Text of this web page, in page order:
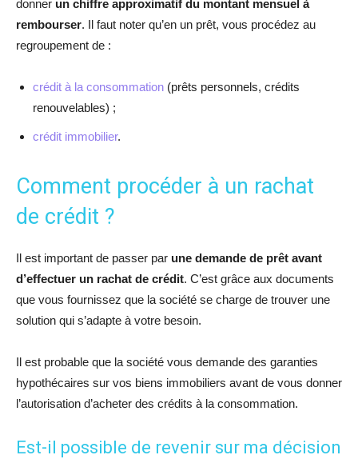
donner un chiffre approximatif du montant mensuel à
rembourser. Il faut noter qu’en un prêt, vous procédez au
regroupement de :
crédit à la consommation (prêts personnels, crédits
renouvelables) ;
crédit immobilier.
Comment procéder à un rachat
de crédit ?
Il est important de passer par une demande de prêt avant
d’effectuer un rachat de crédit. C’est grâce aux documents
que vous fournissez que la société se charge de trouver une
solution qui s’adapte à votre besoin.
Il est probable que la société vous demande des garanties
hypothécaires sur vos biens immobiliers avant de vous donner
l’autorisation d’acheter des crédits à la consommation.
Est-il possible de revenir sur ma décision